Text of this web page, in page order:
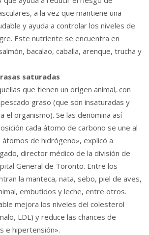
a la vez que mantiene una
y ayuda a controlar los niveles de
Este nutriente se encuentra en
bacalao, caballa, arenque, trucha y
saturadas
que tienen un origen animal, con
graso (que son insaturadas y
el organismo). Se las denomina así
cada átomo de carbono se une al
de hidrógeno», explicó a
director médico de la división de
General de Toronto. Entre los
la manteca, nata, sebo, piel de aves,
embutidos y leche, entre otros.
mejora los niveles del colesterol
LDL) y reduce las chances de
e hipertensión».